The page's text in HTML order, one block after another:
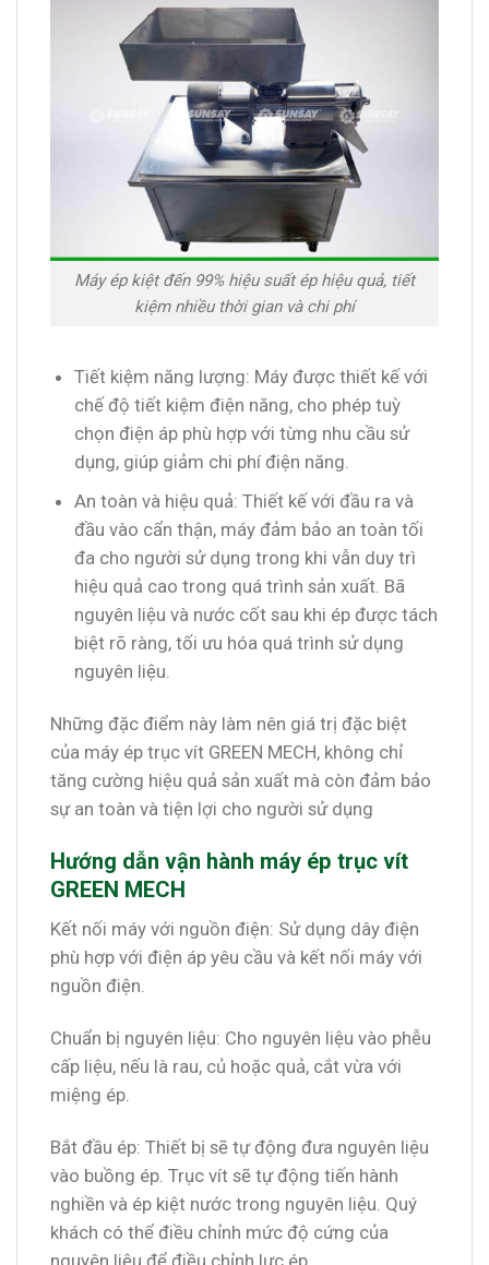
Máy ép kiệt đến 99% hiệu suất ép hiệu quả, tiết
kiệm nhiều thời gian và chi phí
Tiết kiệm năng lượng: Máy được thiết kế với
chế độ tiết kiệm điện năng, cho phép tuỳ
chọn điện áp phù hợp với từng nhu cầu sử
dụng, giúp giảm chi phí điện năng.
An toàn và hiệu quả: Thiết kế với đầu ra và
đầu vào cẩn thận, máy đảm bảo an toàn tối
đa cho người sử dụng trong khi vẫn duy trì
hiệu quả cao trong quá trình sản xuất. Bã
nguyên liệu và nước cốt sau khi ép được tách
biệt rõ ràng, tối ưu hóa quá trình sử dụng
nguyên liệu.
Những đặc điểm này làm nên giá trị đặc biệt
của máy ép trục vít GREEN MECH, không chỉ
tăng cường hiệu quả sản xuất mà còn đảm bảo
sự an toàn và tiện lợi cho người sử dụng
Hướng dẫn vận hành máy ép trục vít
GREEN MECH
Kết nối máy với nguồn điện: Sử dụng dây điện
phù hợp với điện áp yêu cầu và kết nối máy với
nguồn điện.
Chuẩn bị nguyên liệu: Cho nguyên liệu vào phễu
cấp liệu, nếu là rau, củ hoặc quả, cắt vừa với
miệng ép.
Bắt đầu ép: Thiết bị sẽ tự động đưa nguyên liệu
vào buồng ép. Trục vít sẽ tự động tiến hành
nghiền và ép kiệt nước trong nguyên liệu. Quý
khách có thể điều chỉnh mức độ cứng của
nguyên liệu để điều chỉnh lực ép.